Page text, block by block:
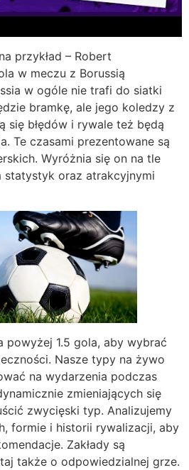
przykład – Robert
w meczu z Borussią
w ogóle nie trafi do siatki
bramkę, ale jego koledzy z
się błędów i rywale też będą
Te czasami prezentowane są
Wyróżnia się on na tle
statystyk oraz atrakcyjnymi
powyżej 1.5 gola, aby wybrać
Nasze typy na żywo
na wydarzenia podczas
zmieniających się
zwycięski typ. Analizujemy
formie i historii rywalizacji, aby
Zakłady są
także o odpowiedzialnej grze.